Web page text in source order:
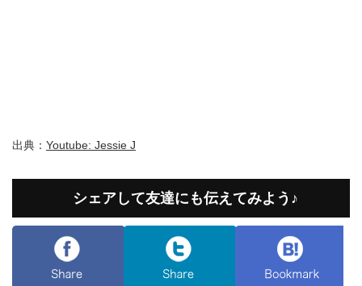
出典： Youtube: Jessie J
シェアして友達にも伝えてみよう♪